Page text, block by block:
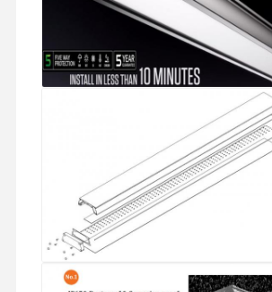
luce principale del pacchetto della parete
luce LED per celle frigorifere
Luce per negozi a LED